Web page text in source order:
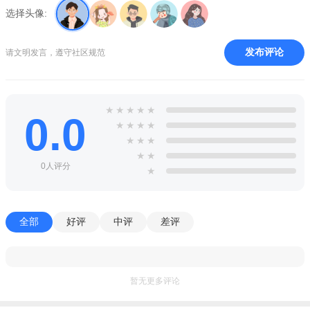
个人用户在“辽事通APP”客户端输入产权证号就可查询自己名
下的房屋产权信息（目前仅限沈阳、鞍山、抚顺市房产）；
3.社保卡启用及信息查询：
4.人事档案查询：
可查询人事档案、集体户口、求职就业等情况，个人用户可
通过客户端登录/注册，随时随地查询本人信息；
包括话费、宽带费、电费、采暖费、水费、医保费和交通罚
选择头像:
请文明发言，遵守社区规范 发布评论
0.0
0人评分
★ ★ ★ ★ ★
★ ★ ★ ★
★ ★ ★
★ ★
★
全部 好评 中评 差评
暂无更多评论